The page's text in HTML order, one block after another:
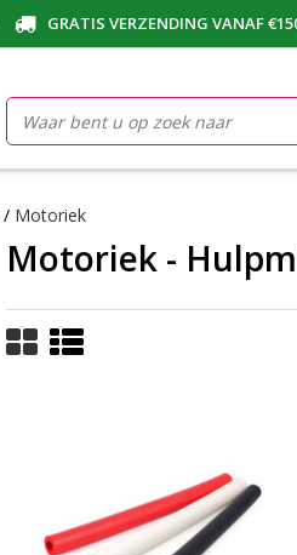
GRATIS VERZENDING VANAF
/ Motoriek
Motoriek -